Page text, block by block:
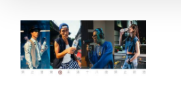
「Tiger Street
超熱派對」
7/16、7/17圓